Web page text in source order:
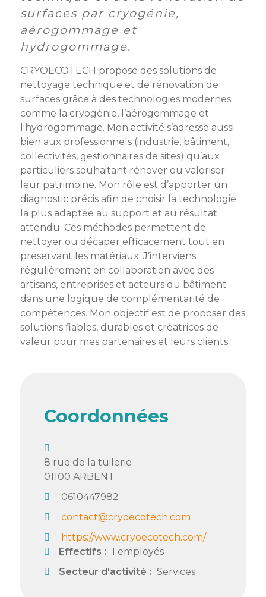
Ateliers
Club
managers
intermédiaires
AEPV
au
féminin
Defi
sportif
inter-
entreprises
Semaine
de
l’industrie
Agenda
Newsletter
des
membres
Kit
de
l’adhérent
Industrie
Bâtiment
Services
Dispositifs
partenaires
Offres
privilèges
Proposer
une
offre
privilège
CONTACT
surfaces par cryogénie,
aérogommage et
hydrogommage.
CRYOECOTECH propose des solutions de
nettoyage technique et de rénovation de
surfaces grâce à des technologies modernes
comme la cryogénie, l’aérogommage et
l'hydrogommage. Mon activité s’adresse aussi
bien aux professionnels (industrie, bâtiment,
collectivités, gestionnaires de sites) qu’aux
particuliers souhaitant rénover ou valoriser
leur patrimoine. Mon rôle est d’apporter un
diagnostic précis afin de choisir la technologie
la plus adaptée au support et au résultat
attendu. Ces méthodes permettent de
nettoyer ou décaper efficacement tout en
préservant les matériaux. J’interviens
régulièrement en collaboration avec des
artisans, entreprises et acteurs du bâtiment
dans une logique de complémentarité de
compétences. Mon objectif est de proposer des
solutions fiables, durables et créatrices de
valeur pour mes partenaires et leurs clients.
Coordonnées
8 rue de la tuilerie
01100 ARBENT
0610447982
contact@cryoecotech.com
https://www.cryoecotech.com/
Effectifs : 1 employés
Secteur d'activité : Services